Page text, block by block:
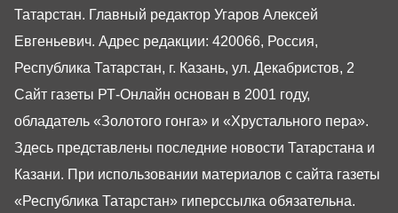
Татарстан. Главный редактор Угаров Алексей
Евгеньевич. Адрес редакции: 420066, Россия,
Республика Татарстан, г. Казань, ул. Декабристов, 2
Сайт газеты РТ-Онлайн основан в 2001 году,
обладатель «Золотого гонга» и «Хрустального пера».
Здесь представлены последние новости Татарстана и
Казани. При использовании материалов с сайта газеты
«Республика Татарстан» гиперссылка обязательна.